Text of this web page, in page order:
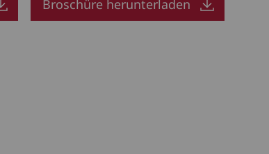
Broschüre herunterladen